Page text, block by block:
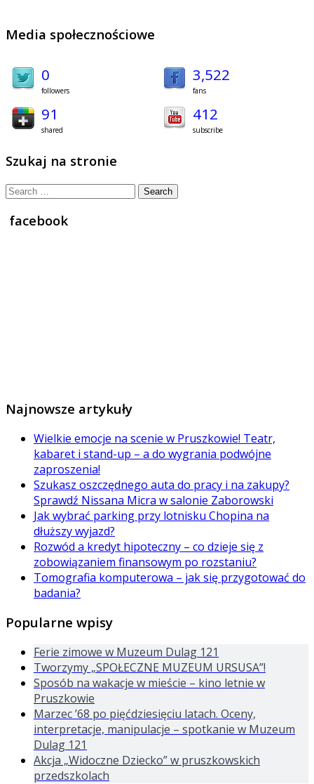
Media społecznościowe
0
followers
3,522
fans
91
shared
412
subscribe
Szukaj na stronie
Search
facebook
Najnowsze artykuły
Wielkie emocje na scenie w Pruszkowie! Teatr,
kabaret i stand-up – a do wygrania podwójne
zaproszenia!
Szukasz oszczędnego auta do pracy i na zakupy?
Sprawdź Nissana Micra w salonie Zaborowski
Jak wybrać parking przy lotnisku Chopina na
dłuższy wyjazd?
Rozwód a kredyt hipoteczny – co dzieje się z
zobowiązaniem finansowym po rozstaniu?
Tomografia komputerowa – jak się przygotować do
badania?
Popularne wpisy
Ferie zimowe w Muzeum Dulag 121
Tworzymy „SPOŁECZNE MUZEUM URSUSA”!
Sposób na wakacje w mieście – kino letnie w
Pruszkowie
Marzec ’68 po pięćdziesięciu latach. Oceny,
interpretacje, manipulacje – spotkanie w Muzeum
Dulag 121
Akcja „Widoczne Dziecko” w pruszkowskich
przedszkolach